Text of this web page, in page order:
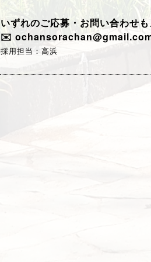
いずれのご応募・お問い合わせ
✉️
採用担当：高浜